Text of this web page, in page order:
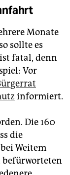
Monate
sollte es
fatal, denn
Vor
informiert.
Die 160
die
Weitem
befürworteten